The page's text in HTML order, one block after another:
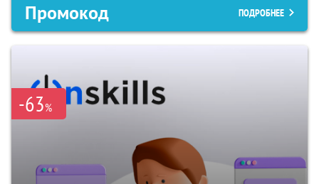
Промокод ПОДРОБНЕЕ
-63%